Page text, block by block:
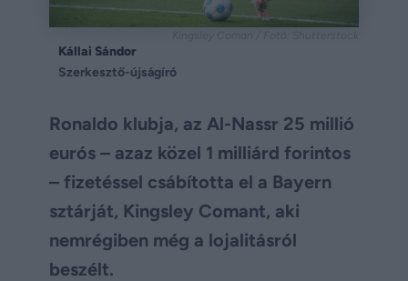
Kállai Sándor
Szerkesztő-újságíró
Ronaldo klubja, az Al-Nassr 25 millió
eurós – azaz közel 1 milliárd forintos
– fizetéssel csábította el a Bayern
sztárját, Kingsley Comant, aki
nemrégiben még a lojalitásról
beszélt.